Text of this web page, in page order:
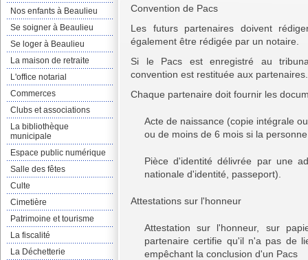
Nos enfants à Beaulieu
Se soigner à Beaulieu
Se loger à Beaulieu
La maison de retraite
L'office notarial
Commerces
Clubs et associations
La bibliothèque
municipale
Espace public numérique
Salle des fêtes
Culte
Cimetière
Patrimoine et tourisme
La fiscalité
La Déchetterie
Convention de Pacs
Les futurs partenaires doivent
également être rédigée par un notaire.
Si le Pacs est enregistré au
convention est restituée aux partenaires.
Chaque partenaire doit fournir les
Acte de naissance (copie intégrale
ou de moins de 6 mois si la
Pièce d'identité délivrée par une
nationale d'identité, passeport).
Attestations sur l'honneur
Attestation sur l'honneur, sur
partenaire certifie qu'il n'a pas de
empêchant la conclusion d'un Pacs